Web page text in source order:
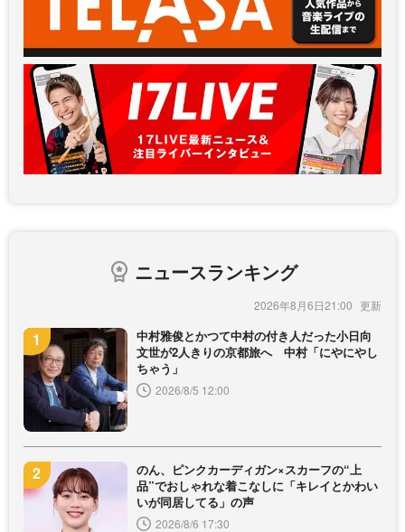
ニュースランキング
2026年8月6日21:00
中村雅俊とかつて中村の付き人だった小日向
文世が2人きりの京都旅へ 中村「にやにやし
ちゃう」
2026/8/5 12:00
のん、ピンクカーディガン×スカーフの“上
品”でおしゃれな着こなしに「キレイとかわい
いが同居してる」の声
2026/8/6 17:30